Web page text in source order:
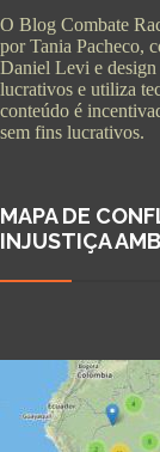
O Blog Combate
por Tania Pacheco,
Daniel Levi e
lucrativos e utiliza
conteúdo é
sem fins lucrativos.
MAPA DE
INJUSTIÇA